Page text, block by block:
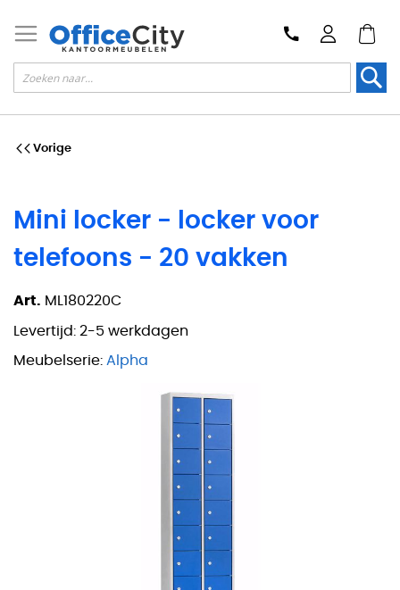
Mini locker - locker voor
telefoons - 20 vakken
Art. ML180220C
Levertijd: 2-5 werkdagen
Meubelserie: Alpha
Vorige